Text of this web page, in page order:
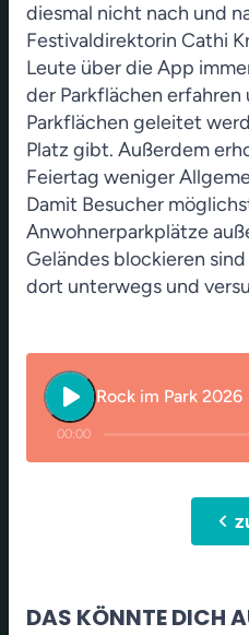
diesmal nicht nach und
Festivaldirektorin Cathi
Leute über die App
der Parkflächen erfahren
Parkflächen geleitet
Platz gibt. Außerdem
Feiertag weniger
Damit Besucher
Anwohnerparkplätze
Geländes blockieren
dort unterwegs und
play_arrow Rock im Park 2026
00:00
chevron_left
DAS KÖNNTE DICH